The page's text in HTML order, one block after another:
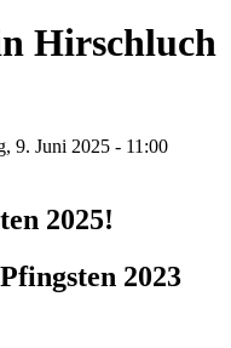
Hirschluch
9. Juni 2025 - 11:00
2025!
Pfingsten 2023